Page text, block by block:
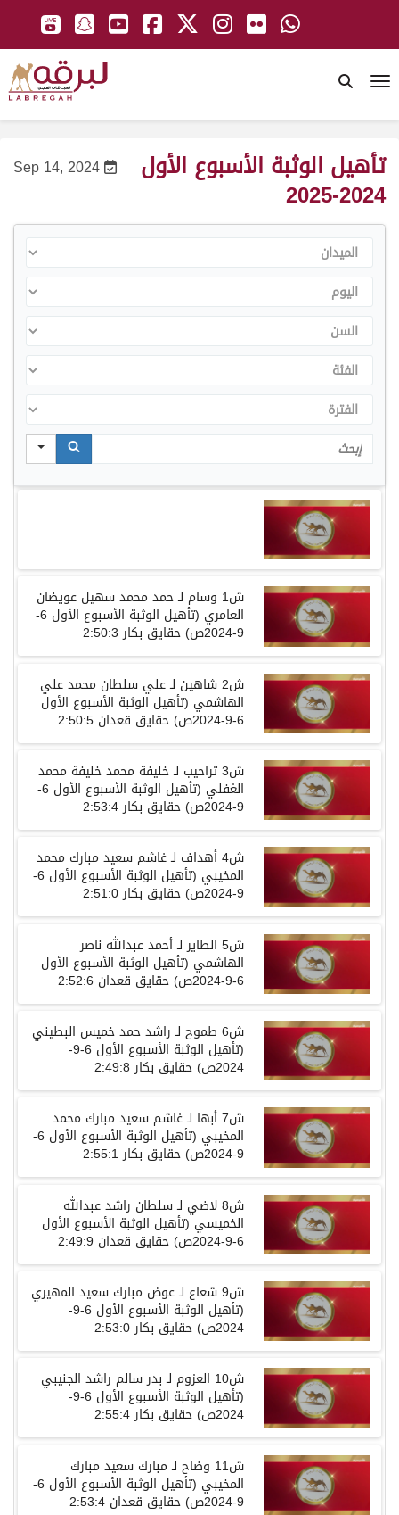
Sep 14, 2024 تأهيل الوثبة الأسبوع الأول
2024-2025
الميدان
اليوم
السن
الفئة
الفترة
Search
ش1 وسام لـ حمد محمد سهيل عويضان
العامري (تأهيل الوثبة الأسبوع الأول 6-
9-2024 ص)حقايق بكار2:50:3
ش2شاهين لـ علي سلطان محمد علي
الهاشمي (تأهيل الوثبة الأسبوع الأول
6-9-2024 ص)حقايق قعدان
ش3تراحيب لـ خليفة محمد خليفة محمد
الغفلي (تأهيل الوثبة الأسبوع الأول 6-
9-2024 ص)حقايق بكار2:53:4
ش4أهداف لـ غاشم سعيد مبارك محمد
المخيبي (تأهيل الوثبة الأسبوع الأول 6-
9-2024 ص)حقايق بكار2:51:0
ش5الطاير لـ أحمد عبدالله ناصر
الهاشمي (تأهيل الوثبة الأسبوع الأول
6-9-2024 ص)حقايق قعدان
ش6طموح لـ راشد حمد خميس البطيني
(تأهيل الوثبة الأسبوع الأول 6-9-
2024ص)حقايق بكار2:49:8
ش7أبها لـ غاشم سعيد مبارك محمد
المخيبي (تأهيل الوثبة الأسبوع الأول 6-
9-2024 ص)حقايق بكار2:55:1
ش8لاضي لـ سلطان راشد عبدالله
الخميسي(تأهيل الوثبة الأسبوع الأول
6-9-2024 ص)حقايق قعدان
ش9شعاع لـ عوض مبارك سعيد المهيري
(تأهيل الوثبة الأسبوع الأول 6-9-
2024ص)حقايق بكار2:53:0
ش10 العزوم لـ بدر سالم راشد الجنيبي
(تأهيل الوثبة الأسبوع الأول 6-9-
2024ص)حقايق بكار2:55:4
ش11 وضاح لـ مبارك سعيد مبارك
المخيبي (تأهيل الوثبة الأسبوع الأول 6-
9-2024 ص)حقايق قعدان